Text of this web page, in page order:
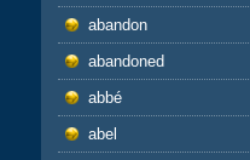
abandon
abandoned
abbé
abel